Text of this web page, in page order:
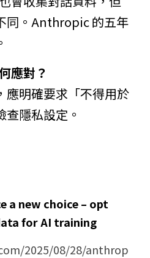
同。Anthropic 的五年
應對？
應明確要求「不得用於
隱私設定。
a new choice – opt
for AI training
2025/08/28/anthrop